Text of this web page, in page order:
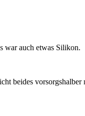
war auch etwas Silikon.
beides vorsorgshalber